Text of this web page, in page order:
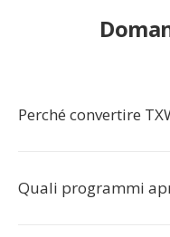
Perché convertire
Quali programmi